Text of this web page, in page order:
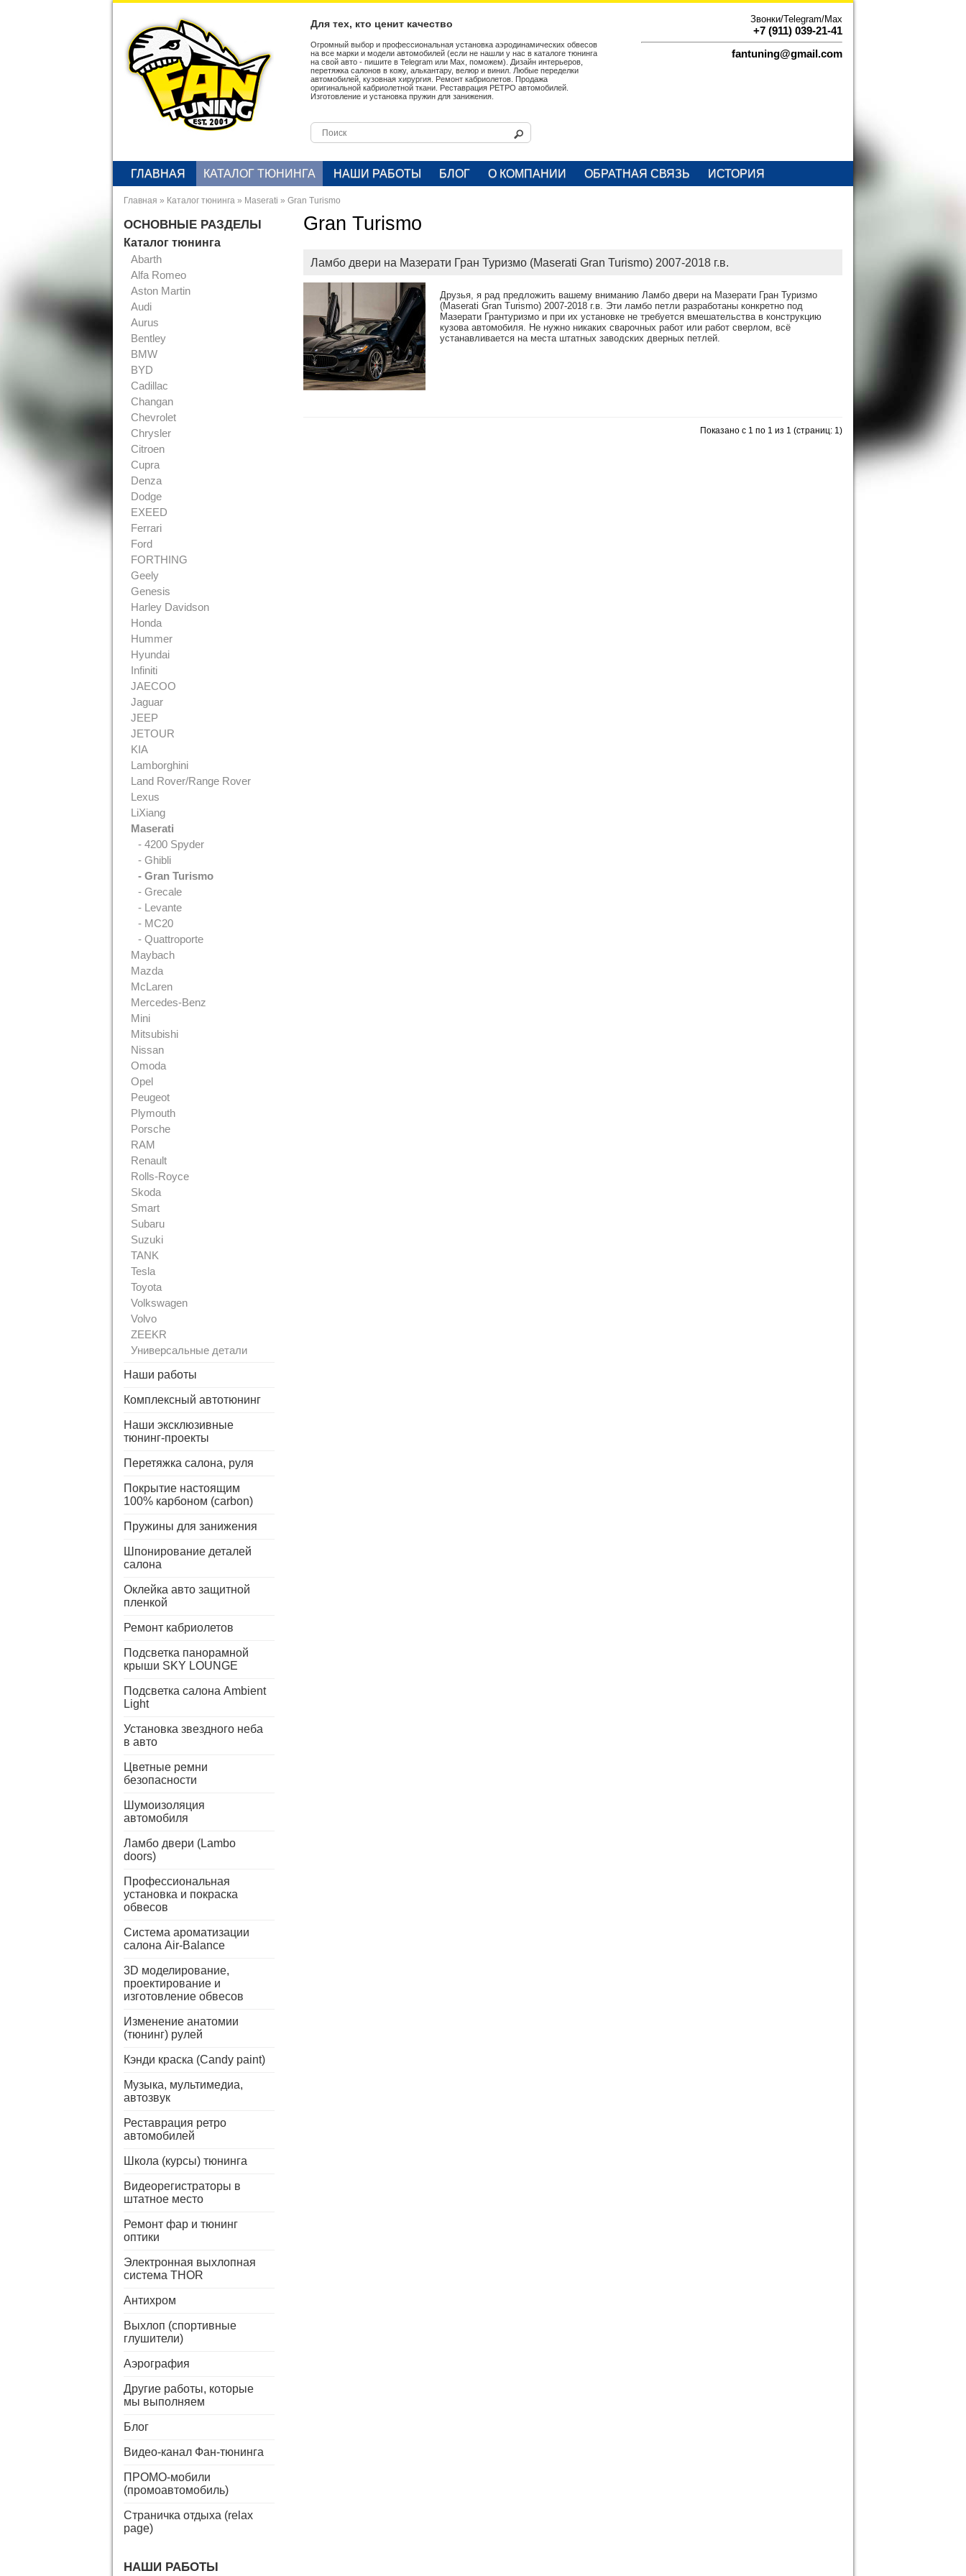
Для тех, кто ценит качество
Огромный выбор и профессиональная установка аэродинамических обвесов
на все марки и модели автомобилей (если не нашли у нас в каталоге тюнинга
на свой авто - пишите в Telegram или Max, поможем). Дизайн интерьеров,
перетяжка салонов в кожу, алькантару, велюр и винил. Любые переделки
автомобилей, кузовная хирургия. Ремонт кабриолетов. Продажа
оригинальной кабриолетной ткани. Реставрация РЕТРО автомобилей.
Изготовление и установка пружин для занижения.
Звонки/Telegram/Max
+7 (911) 039-21-41
fantuning@gmail.com
ГЛАВНАЯ КАТАЛОГ ТЮНИНГА НАШИ РАБОТЫ БЛОГ О КОМПАНИИ ОБРАТНАЯ СВЯЗЬ ИСТОРИЯ
Главная » Каталог тюнинга » Maserati » Gran Turismo
ОСНОВНЫЕ РАЗДЕЛЫ
Каталог тюнинга
Abarth
Alfa Romeo
Aston Martin
Audi
Aurus
Bentley
BMW
BYD
Cadillac
Changan
Chevrolet
Chrysler
Citroen
Cupra
Denza
Dodge
EXEED
Ferrari
Ford
FORTHING
Geely
Genesis
Harley Davidson
Honda
Hummer
Hyundai
Infiniti
JAECOO
Jaguar
JEEP
JETOUR
KIA
Lamborghini
Land Rover/Range Rover
Lexus
LiXiang
Maserati
- 4200 Spyder
- Ghibli
- Gran Turismo
- Grecale
- Levante
- MC20
- Quattroporte
Maybach
Mazda
McLaren
Mercedes-Benz
Mini
Mitsubishi
Nissan
Omoda
Opel
Peugeot
Plymouth
Porsche
RAM
Renault
Rolls-Royce
Skoda
Smart
Subaru
Suzuki
TANK
Tesla
Toyota
Volkswagen
Volvo
ZEEKR
Универсальные детали
Наши работы
Комплексный автотюнинг
Наши эксклюзивные
тюнинг-проекты
Перетяжка салона, руля
Покрытие настоящим
100% карбоном (carbon)
Пружины для занижения
Шпонирование деталей
салона
Оклейка авто защитной
пленкой
Ремонт кабриолетов
Подсветка панорамной
крыши SKY LOUNGE
Подсветка салона Ambient
Light
Установка звездного неба
в авто
Цветные ремни
безопасности
Шумоизоляция
автомобиля
Ламбо двери (Lambo
doors)
Профессиональная
установка и покраска
обвесов
Система ароматизации
салона Air-Balance
3D моделирование,
проектирование и
изготовление обвесов
Изменение анатомии
(тюнинг) рулей
Кэнди краска (Candy paint)
Музыка, мультимедиа,
автозвук
Реставрация ретро
автомобилей
Школа (курсы) тюнинга
Видеорегистраторы в
штатное место
Ремонт фар и тюнинг
оптики
Электронная выхлопная
система THOR
Антихром
Выхлоп (спортивные
глушители)
Аэрография
Другие работы, которые
мы выполняем
Блог
Видео-канал Фан-тюнинга
ПРОМО-мобили
(промоавтомобиль)
Страничка отдыха (relax
page)
НАШИ РАБОТЫ
Gran Turismo
Ламбо двери на Мазерати Гран Туризмо (Maserati Gran Turismo) 2007-2018 г.в.
Друзья, я рад предложить вашему вниманию Ламбо двери на Мазерати Гран Туризмо
(Maserati Gran Turismo) 2007-2018 г.в. Эти ламбо петли разработаны конкретно под
Мазерати Грантуризмо и при их установке не требуется вмешательства в конструкцию
кузова автомобиля. Не нужно никаких сварочных работ или работ сверлом, всё
устанавливается на места штатных заводских дверных петлей.
Показано с 1 по 1 из 1 (страниц: 1)